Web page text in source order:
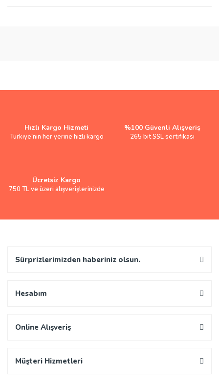
Hızlı Kargo Hizmeti
Türkiye'nin her yerine hızlı kargo
%100 Güvenli Alışveriş
265 bit SSL sertifikası
Ücretsiz Kargo
750 TL ve üzeri alışverişlerinizde
Sürprizlerimizden haberiniz olsun.
Hesabım
Online Alışveriş
Müşteri Hizmetleri